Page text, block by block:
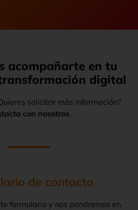
acompañarte en tu
digital
solicitar más información?
con nosotros.
de contacto
formulario y nos pondremos en